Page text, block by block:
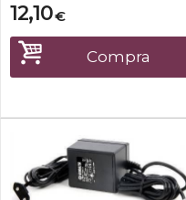
€
12,10
Compra